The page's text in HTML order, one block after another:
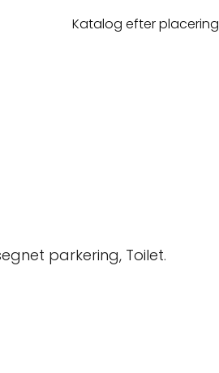
Katalog efter placering
parkering, Toilet.